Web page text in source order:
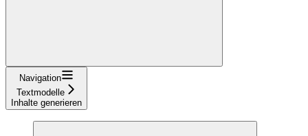
Navigation
Textmodelle
Inhalte generieren